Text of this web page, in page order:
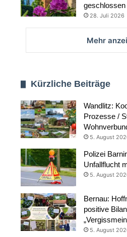
geschlossen
28. Juli 2026
Mehr
Kürzliche Beiträge
Wandlitz:
Prozesse /
5. August
Polizei
Unfallflucht
5. August
Bernau:
positive
5. August